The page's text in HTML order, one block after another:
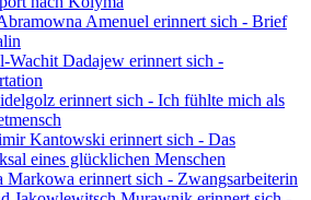
Amenuel erinnert sich - Brief
Wachit Dadajew erinnert sich -
erinnert sich - Ich fühlte mich als
Kantowski erinnert sich - Das
eines glücklichen Menschen
Markowa erinnert sich - Zwangsarbeiterin